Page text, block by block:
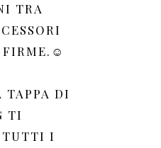
TRA
FIRME.☺️
TAPPA DI
TI
TUTTI I